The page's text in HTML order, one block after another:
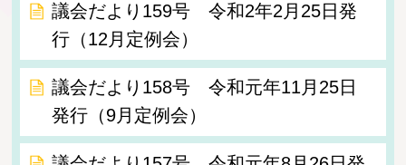
議会だより159号 令和2年2月25日発
行（12月定例会）
議会だより158号 令和元年11月25日
発行（9月定例会）